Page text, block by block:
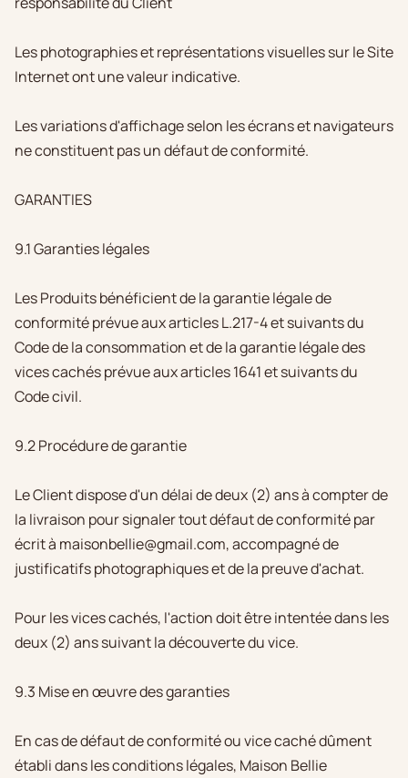
Les photographies et représentations visuelles sur le Site
Internet ont une valeur indicative.
Les variations d'affichage selon les écrans et navigateurs
ne constituent pas un défaut de conformité.
GARANTIES
9.1 Garanties légales
Les Produits bénéficient de la garantie légale de
conformité prévue aux articles L.217-4 et suivants du
Code de la consommation et de la garantie légale des
vices cachés prévue aux articles 1641 et suivants du
Code civil.
9.2 Procédure de garantie
Le Client dispose d'un délai de deux (2) ans à compter de
la livraison pour signaler tout défaut de conformité par
écrit à maisonbellie@gmail.com, accompagné de
justificatifs photographiques et de la preuve d'achat.
Pour les vices cachés, l'action doit être intentée dans les
deux (2) ans suivant la découverte du vice.
9.3 Mise en œuvre des garanties
En cas de défaut de conformité ou vice caché dûment
établi dans les conditions légales, Maison Bellie